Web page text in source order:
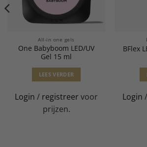
All-in one gels
One Babyboom LED/UV
Gel 15 ml
LEES VERDER
Login / registreer voor
prijzen.
BFlex
Login /